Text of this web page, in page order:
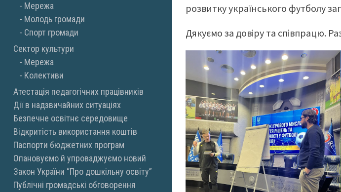
Мережа
Молодь громади
Спорт громади
Сектор культури
Мережа
Колективи
Атестація педагогічних працівників
Дії в надзвичайних ситуаціях
Безпечне освітнє середовище
Відкритість використання коштів
Паспорти бюджетних програм
Опановуємо й упроваджуємо новий
Закон України “Про дошкільну освіту”
Публічні громадські обговорення
розвитку українського футболу
Дякуємо за довіру та співпрацю.